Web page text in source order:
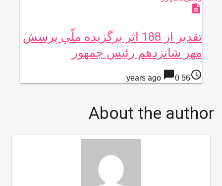
description
تقدير از 188 اثر برگزيده ملّي پرسش
مهر شانزدهم رئيس جمهور
access_time
56 years ago
chat_bubble0
About the author